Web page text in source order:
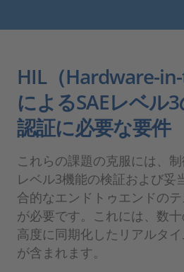
HIL（Hardware-in-
によるSAEレベル
認証に必要な要件
これらの課題の克服には、
レベル3機能の検証および妥
合的なエンドトゥエンドの
が必要です。これには、数
高度に同期化したリアルタ
が含まれます。